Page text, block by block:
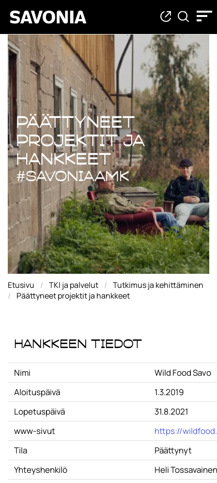
Päättyneet
Päättyneet
projektit ja
hankkeet
#savoniaAMK
Etusivu TKI ja palvelut
Tutkimus ja kehittäminen
Päättyneet projektit ja hankkeet
Hankkeen tiedot
Nimi
Wild Food Savo
Aloituspäivä
1.3.2019
Lopetuspäivä
31.8.2021
www-sivut
https://
Tila
Päättynyt
Yhteyshenkilö
Heli Tossavainen